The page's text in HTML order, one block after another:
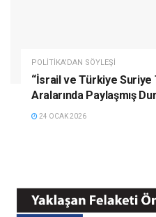
POLITIKA'DAN SÖYLEŞI
“İsrail ve Türkiye Suriye
Aralarında Paylaşmış
24 OCAK 2026